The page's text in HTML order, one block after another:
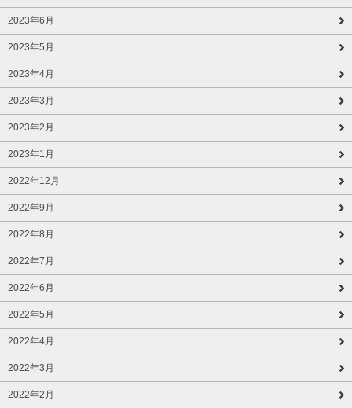
2023年6月
2023年5月
2023年4月
2023年3月
2023年2月
2023年1月
2022年12月
2022年9月
2022年8月
2022年7月
2022年6月
2022年5月
2022年4月
2022年3月
2022年2月